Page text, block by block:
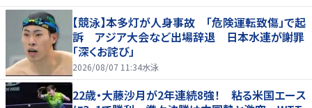
【競泳】本多灯が人身事故 「危険運転致傷」で起
訴 アジア大会など出場辞退 日本水連が謝罪
「深くお詫び」
2026/08/07 11:34水泳
22歳・大藤沙月が2年連続8強！ 粘る米国エース